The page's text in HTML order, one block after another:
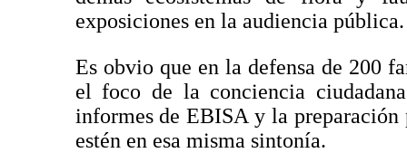
exposiciones en la audiencia pública.
Es obvio que en la defensa de 200
el foco de la conciencia
informes de EBISA y la preparación
estén en esa misma sintonía.